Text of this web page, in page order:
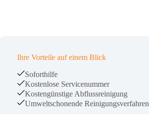
Ihre Vorteile auf einem Blick
Soforthilfe
Kostenlose Servicenummer
Kostengünstige Abflussreinigung
Umweltschonende Reinigungsverfahren